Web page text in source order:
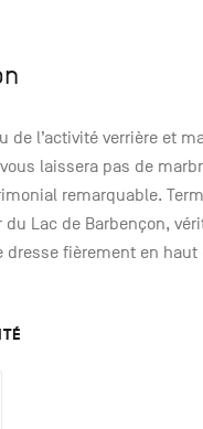
de l’activité verrière et
laissera pas de
remarquable.
Lac de Barbençon,
dresse fièrement en